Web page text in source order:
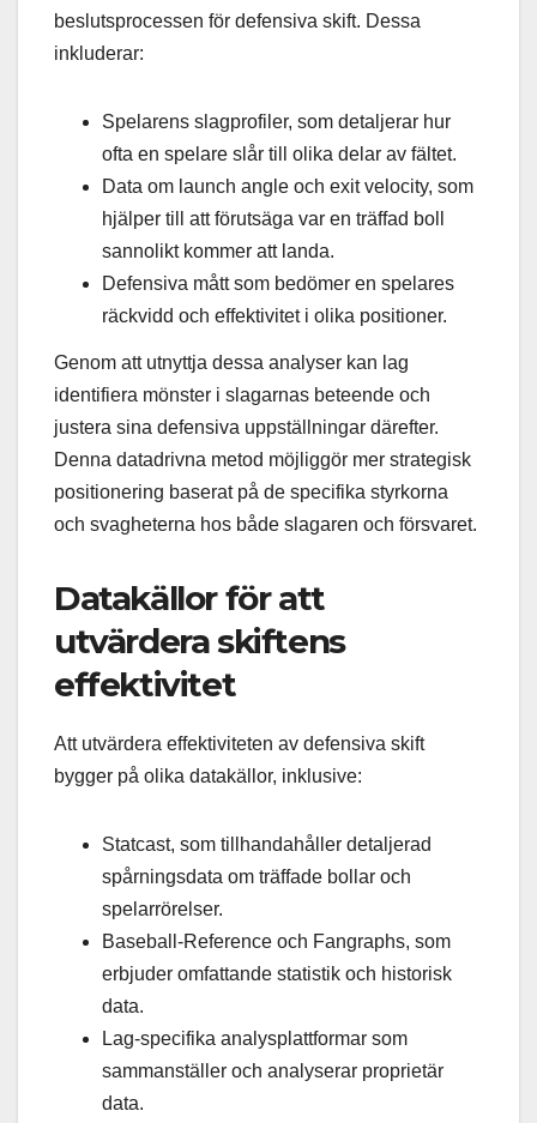
beslutsprocessen för defensiva skift. Dessa
inkluderar:
Spelarens slagprofiler, som detaljerar hur
ofta en spelare slår till olika delar av fältet.
Data om launch angle och exit velocity, som
hjälper till att förutsäga var en träffad boll
sannolikt kommer att landa.
Defensiva mått som bedömer en spelares
räckvidd och effektivitet i olika positioner.
Genom att utnyttja dessa analyser kan lag
identifiera mönster i slagarnas beteende och
justera sina defensiva uppställningar därefter.
Denna datadrivna metod möjliggör mer strategisk
positionering baserat på de specifika styrkorna
och svagheterna hos både slagaren och försvaret.
Datakällor för att
utvärdera skiftens
effektivitet
Att utvärdera effektiviteten av defensiva skift
bygger på olika datakällor, inklusive:
Statcast, som tillhandahåller detaljerad
spårningsdata om träffade bollar och
spelarrörelser.
Baseball-Reference och Fangraphs, som
erbjuder omfattande statistik och historisk
data.
Lag-specifika analysplattformar som
sammanställer och analyserar proprietär
data.